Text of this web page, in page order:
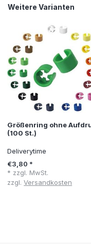
Weitere Varianten
Größenring ohne
(100 St.)
Deliverytime
€3,80 *
* zzgl. MwSt.
zzgl.Versandkosten